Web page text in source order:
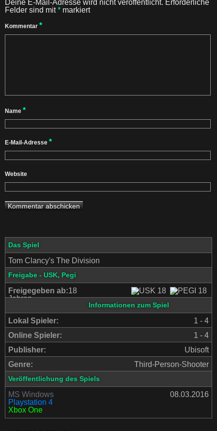
Deine E-Mail-Adresse wird nicht veröffentlicht. Erforderliche
Felder sind mit* markiert
Kommentar *
Name *
E-Mail-Adresse *
Website
Das Spiel
Tom Clancy's The Division
Freigabe - USK, Pegi
Freigegeben ab:18
Jahren
Informationen zum Spiel
Lokal Spieler:
1 - 4
Online Spieler:
1 - 4
Publisher:
Ubisoft
Genre:
Third-Person-Shooter
Veröffentlichung des Spiels
MS Windows
Playstation 4
Xbox One
08.03.2016